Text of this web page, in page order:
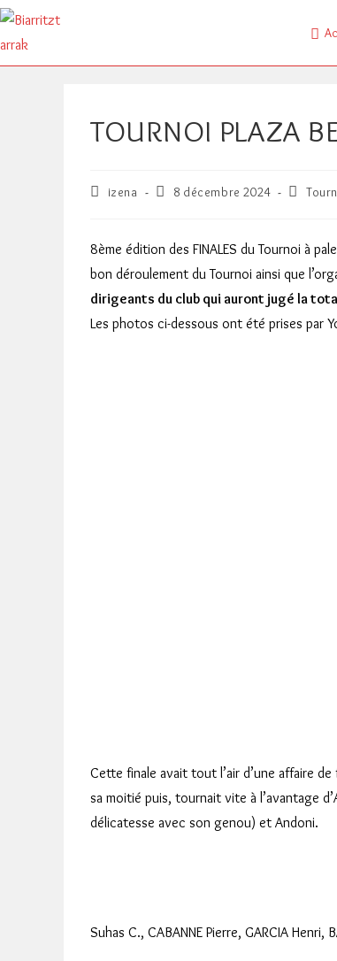
Skip
content
TOURNOI PLAZA
Auteur/autrice
publication :
izena
Publication
8 décembre 2024
Post
8ème édition des FINALES du Tournoi à
bon déroulement du Tournoi ainsi que
dirigeants du club qui auront jugé la
Les photos ci-dessous ont été prises par
Cette finale avait tout l’air d’une affaire de
sa moitié puis, tournait vite à l’avantage
délicatesse avec son genou) et Andoni.
Suhas C., CABANNE Pierre, GARCIA